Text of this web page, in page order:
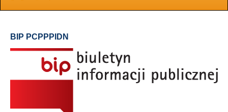
BIP PCPPPIDN